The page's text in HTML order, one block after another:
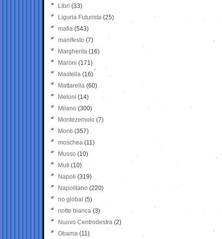
Libri (33)
Liguria Futurista (25)
mafia (543)
manifesto (7)
Margherita (16)
Maroni (171)
Mastella (16)
Mattarella (60)
Meloni (14)
Milano (300)
Montezemolo (7)
Monti (357)
moschea (11)
Musso (10)
Muti (10)
Napoli (319)
Napolitano (220)
no global (5)
notte bianca (3)
Nuovo Centrodestra (2)
Obama (11)